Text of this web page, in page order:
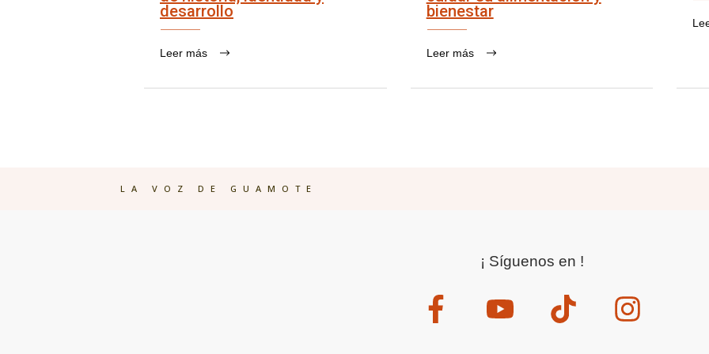
desarrollo
Leer más
bienestar
Leer más
LA VOZ DE GUAMOTE
¡ Síguenos en !